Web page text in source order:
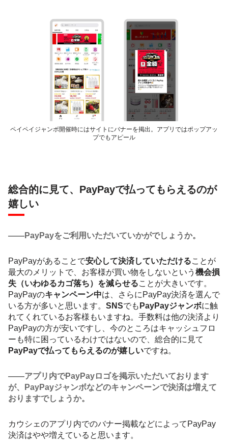
ペイペイジャンボ開催時にはサイトにバナーを掲出。アプリではポップアッ
プでもアピール
総合的に見て、PayPayで払ってもらえるのが
嬉しい
――PayPayをご利用いただいていかがでしょうか。
PayPayがあることで安心して決済していただけることが
最大のメリットで、お客様が買い物をしないという 機会損
失（いわゆるカゴ落ち）を減らせることが大きいです。
PayPayのキャンペーン中は、さらにPayPay決済を選んで
いる方が多いと思います。 SNSでも PayPayジャンボに触
れてくれているお客様もいますね。手数料は他の決済より
PayPayの方が安いですし、今のところはキャッシュフロ
ーも特に困っているわけではないので、総合的に見て
PayPayで払ってもらえるのが嬉しいですね。
――アプリ内でPayPayロゴを掲示いただいております
が、PayPayジャンボなどのキャンペーンで決済は増えて
おりますでしょうか。
カウシェのアプリ内でのバナー掲載などによってPayPay
決済はやや増えていると思います。